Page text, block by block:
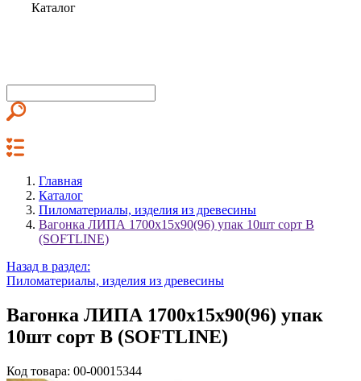
Каталог
Главная
Каталог
Пиломатериалы, изделия из древесины
Вагонка ЛИПА 1700х15х90(96) упак 10шт сорт В
(SOFTLINE)
Назад в раздел:
Пиломатериалы, изделия из древесины
Вагонка ЛИПА 1700х15х90(96) упак
10шт сорт В (SOFTLINE)
Код товара: 00-00015344